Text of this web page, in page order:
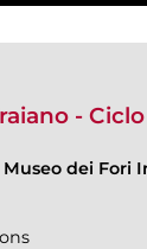
-
dei Fori